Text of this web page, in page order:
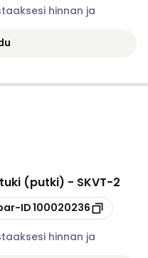
hinnan ja
(putki) - SKVT-2
ID100020236
hinnan ja